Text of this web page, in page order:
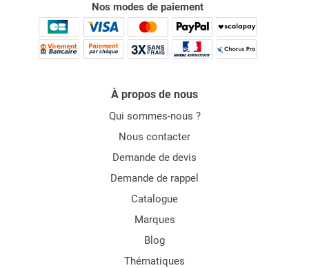
Nos modes de paiement
À propos de nous
Qui sommes-nous ?
Nous contacter
Demande de devis
Demande de rappel
Catalogue
Marques
Blog
Thématiques